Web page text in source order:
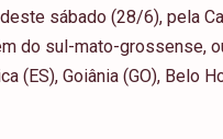
sábado (28/6), pela
do sul-mato-grossense,
(ES), Goiânia (GO), Belo